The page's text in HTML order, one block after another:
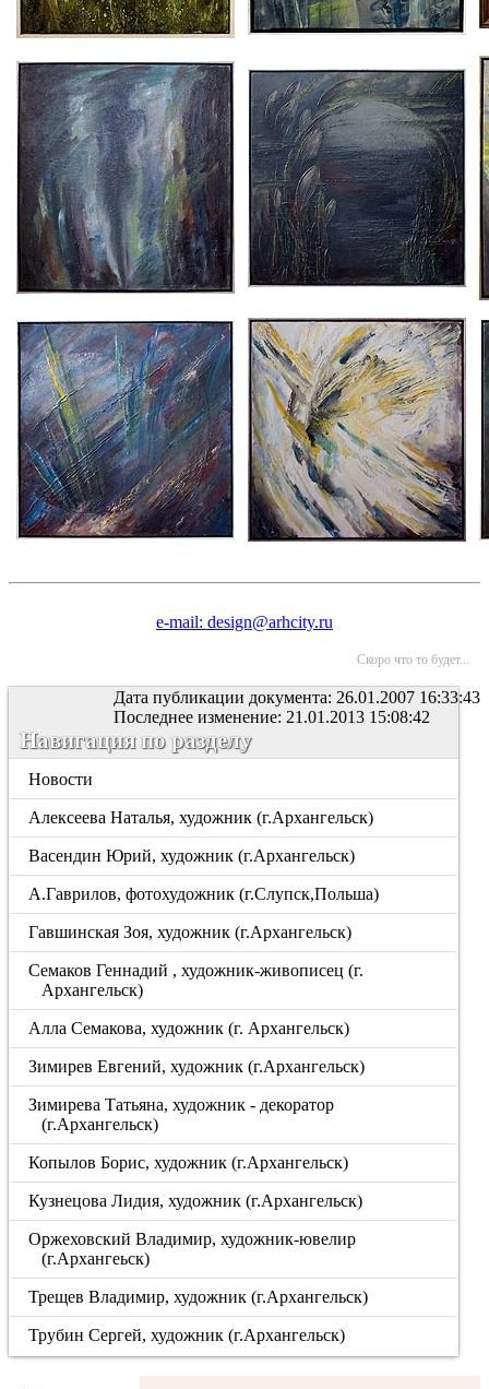
e-mail: design@arhcity.ru
Скоро что то будет...
Дата публикации документа: 26.01.2007 16:33:43
Последнее изменение: 21.01.2013 15:08:42
Навигация по разделу
Новости
Алексеева Наталья, художник (г.Архангельск)
Васендин Юрий, художник (г.Архангельск)
А.Гаврилов, фотохудожник (г.Слупск,Польша)
Гавшинская Зоя, художник (г.Архангельск)
Семаков Геннадий , художник-живописец (г.
Архангельск)
Алла Семакова, художник (г. Архангельск)
Зимирев Евгений, художник (г.Архангельск)
Зимирева Татьяна, художник - декоратор
(г.Архангельск)
Копылов Борис, художник (г.Архангельск)
Кузнецова Лидия, художник (г.Архангельск)
Оржеховский Владимир, художник-ювелир
(г.Архангеьск)
Трещев Владимир, художник (г.Архангельск)
Трубин Сергей, художник (г.Архангельск)